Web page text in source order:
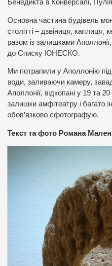
Бенедикта в Конверсалі, Пулія
Основна частина будівель
столітті – дзвіниця, каплиця,
разом із залишками
до Списку ЮНЕСКО.
Ми потрапили у Аполлонію
води, заливаючи камеру,
Аполлонії, відкопані у 19 та
залишки амфітеатру і багато
обов’язково сфотографую.
Текст та фото Романа